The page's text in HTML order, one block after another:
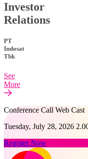
Investor
Relations
PT
Indosat
Tbk
See
More
Conference Call Web Cast
Tuesday, July 28, 2026
Register Now